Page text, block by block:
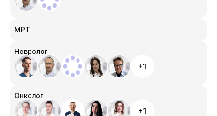
МРТ
Невролог
+1
Онколог
+1